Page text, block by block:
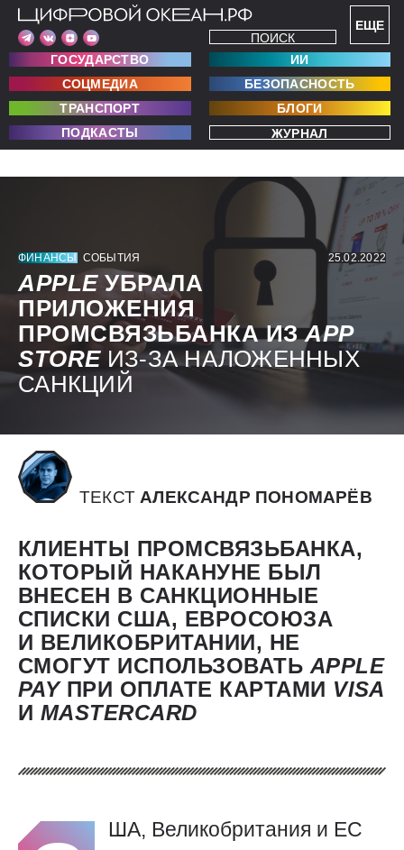
ЕЩЕ
ПОИСК
ГОСУДАРСТВО
ИИ
СОЦМЕДИА
БЕЗОПАСНОСТЬ
ТРАНСПОРТ
БЛОГИ
ПОДКАСТЫ
ЖУРНАЛ
ФИНАНСЫ СОБЫТИЯ 25.02.2022
APPLEУБРАЛА
ПРИЛОЖЕНИЯ
ПРОМСВЯЗЬБАНКА ИЗAPP
STOREИЗ-ЗА НАЛОЖЕННЫХ
САНКЦИЙ
ТЕКСТ АЛЕКСАНДР ПОНОМАРЁВ
КЛИЕНТЫ ПРОМСВЯЗЬБАНКА,
КОТОРЫЙ НАКАНУНЕ БЫЛ
ВНЕСЕН В САНКЦИОННЫЕ
СПИСКИ США, ЕВРОСОЮЗА
И ВЕЛИКОБРИТАНИИ, НЕ
СМОГУТ ИСПОЛЬЗОВАТЬ APPLE
PAY ПРИ ОПЛАТЕ КАРТАМИ VISA
И MASTERCARD
ША, Великобритания и ЕС